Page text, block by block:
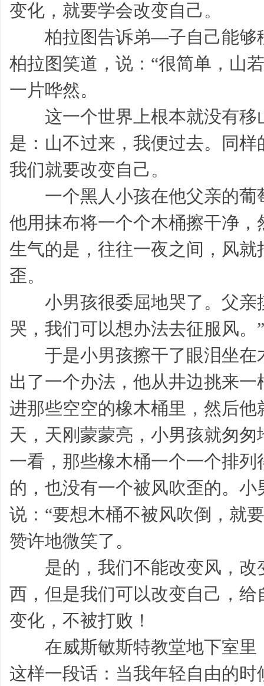
变化，就要学会改变自己。
柏拉图告诉弟—子自己能够
柏拉图笑道，说：“很简单，山
一片哗然。
这一个世界上根本就没有移
是：山不过来，我便过去。同
我们就要改变自己。
一个黑人小孩在他父亲的葡
他用抹布将一个个木桶擦干净
生气的是，往往一夜之间，风
歪。
小男孩很委屈地哭了。父亲
哭，我们可以想办法去征服风。”
于是小男孩擦干了眼泪坐在
出了一个办法，他从井边挑来
进那些空空的橡木桶里，然后
天，天刚蒙蒙亮，小男孩就匆
一看，那些橡木桶一个一个排
的，也没有一个被风吹歪的。
说：“要想木桶不被风吹倒，就
赞许地微笑了。
是的，我们不能改变风，改
西，但是我们可以改变自己，
变化，不被打败！
在威斯敏斯特教堂地下室里
这样一段话：当我年轻自由的